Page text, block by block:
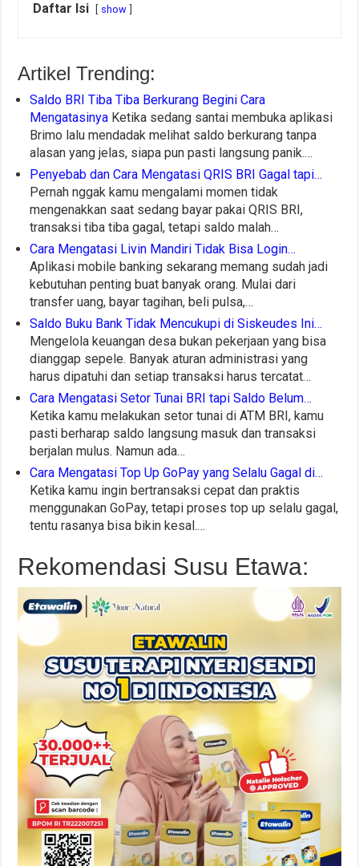
Daftar Isi show
Artikel Trending:
Saldo BRI Tiba Tiba Berkurang Begini Cara
Mengatasinya Ketika sedang santai membuka aplikasi
Brimo lalu mendadak melihat saldo berkurang tanpa
alasan yang jelas, siapa pun pasti langsung panik.…
Penyebab dan Cara Mengatasi QRIS BRI Gagal tapi…
Pernah nggak kamu mengalami momen tidak
mengenakkan saat sedang bayar pakai QRIS BRI,
transaksi tiba tiba gagal, tetapi saldo malah…
Cara Mengatasi Livin Mandiri Tidak Bisa Login…
Aplikasi mobile banking sekarang memang sudah jadi
kebutuhan penting buat banyak orang. Mulai dari
transfer uang, bayar tagihan, beli pulsa,…
Saldo Buku Bank Tidak Mencukupi di Siskeudes Ini…
Mengelola keuangan desa bukan pekerjaan yang bisa
dianggap sepele. Banyak aturan administrasi yang
harus dipatuhi dan setiap transaksi harus tercatat…
Cara Mengatasi Setor Tunai BRI tapi Saldo Belum…
Ketika kamu melakukan setor tunai di ATM BRI, kamu
pasti berharap saldo langsung masuk dan transaksi
berjalan mulus. Namun ada…
Cara Mengatasi Top Up GoPay yang Selalu Gagal di…
Ketika kamu ingin bertransaksi cepat dan praktis
menggunakan GoPay, tetapi proses top up selalu gagal,
tentu rasanya bisa bikin kesal.…
Rekomendasi Susu Etawa: